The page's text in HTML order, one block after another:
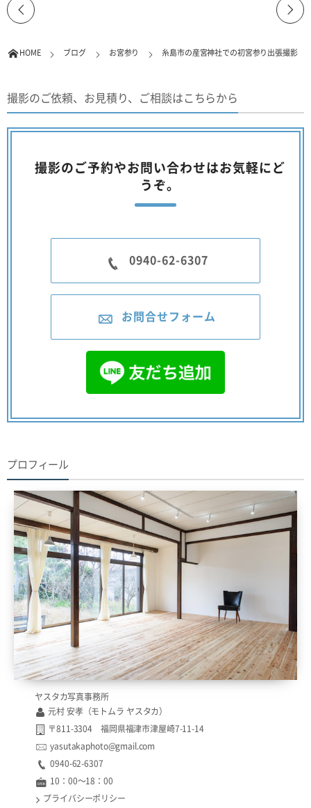
HOME ブログ お宮参り 糸島市の産宮神社での初宮参り出張撮影
撮影のご依頼、お見積り、ご相談はこちらから
撮影のご予約やお問い合わせはお気軽にど
うぞ。
0940-62-6307
お問合せフォーム
プロフィール
ヤスタカ写真事務所
元村 安孝（モトムラ ヤスタカ）
〒811-3304 福岡県福津市津屋崎7-11-14
yasutakaphoto@gmail.com
0940-62-6307​​
10：00〜18：00
プライバシーポリシー